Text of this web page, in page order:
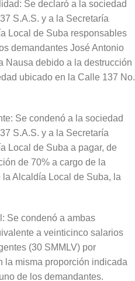
Se declaró a la sociedad
S.A.S. y a la Secretaría
Local de Suba responsables
demandantes José Antonio
Nausa debido a la destrucción
ubicado en la Calle 137 No.
Se condenó a la sociedad
S.A.S. y a la Secretaría
Local de Suba a pagar, de
de 70% a cargo de la
Alcaldía Local de Suba, la
Se condenó a ambas
a veinticinco salarios
(30 SMMLV) por
la misma proporción indicada
de los demandantes.